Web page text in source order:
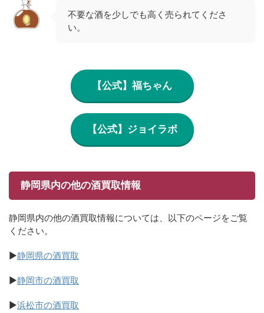
不要な酒を少しでも高く売られてくださ
い。
【公式】福ちゃん
【公式】ジョイラボ
静岡県内の他の酒買取情報
静岡県内の他の酒買取情報については、以下のページをご覧
ください。
▶静岡県の酒買取
▶静岡市の酒買取
▶浜松市の酒買取